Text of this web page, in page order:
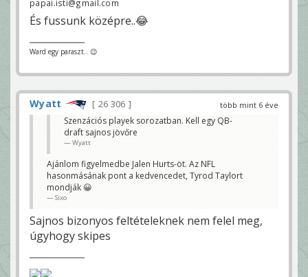
papai.isti@gmail.com
És fussunk középre..😂
Ward egy paraszt.. 😉
több mint 6 éve
Wyatt
26 306
Szenzációs playek sorozatban. Kell egy QB-
draft sajnos jövőre
Wyatt
Ajánlom figyelmedbe Jalen Hurts-öt. Az NFL
hasonmásának pont a kedvencedet, Tyrod Taylort
mondják 😀
Sixo
Sajnos bizonyos feltételeknek nem felel meg,
úgyhogy skipes